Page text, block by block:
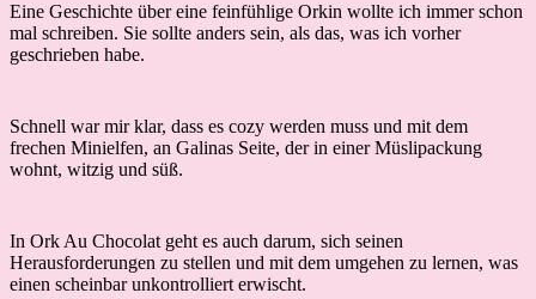
Eine Geschichte über eine feinfühlige Orkin wollte ich immer schon
mal schreiben. Sie sollte anders sein, als das, was ich vorher
geschrieben habe.
Schnell war mir klar, dass es cozy werden muss und mit dem
frechen Minielfen, an Galinas Seite, der in einer Müslipackung
wohnt, witzig und süß.
In Ork Au Chocolat geht es auch darum, sich seinen
Herausforderungen zu stellen und mit dem umgehen zu lernen, was
einen scheinbar unkontrolliert erwischt.